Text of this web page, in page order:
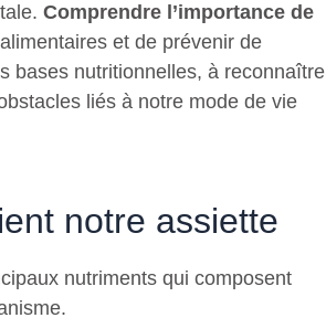
Comprendre l’importance de
et de prévenir de
bases nutritionnelles, à reconnaître
liés à notre mode de vie
notre assiette
nutriments qui composent